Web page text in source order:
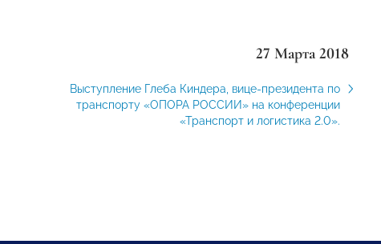
27 Марта 2018
Выступление Глеба Киндера, вице-президента по
транспорту «ОПОРА РОССИИ» на конференции
«Транспорт и логистика 2.0».